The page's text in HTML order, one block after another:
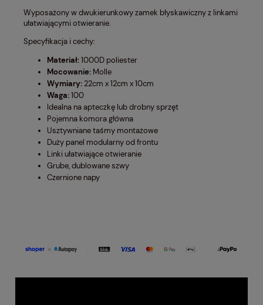
Wyposażony w dwukierunkowy zamek błyskawiczny z linkami
ułatwiającymi otwieranie.
Specyfikacja i cechy:
Materiał:1000D poliester
Mocowanie: Molle
Wymiary: 22cm x 12cm x 10cm
Waga:100
Idealna na apteczkę lub drobny sprzęt
Pojemna komora główna
Usztywniane taśmy montażowe
Duży panel modularny od frontu
Linki ułatwiające otwieranie
Grube, dublowane szwy
Czernione napy